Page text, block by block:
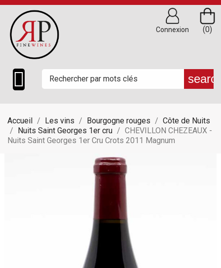

(0)
Connexion
Accueil Les vins Bourgogne rouges
Côte de Nuits
Nuits Saint Georges 1er cru
CHEVILLON CHEZEAUX -
Nuits Saint Georges 1er Cru Crots 2011 Magnum